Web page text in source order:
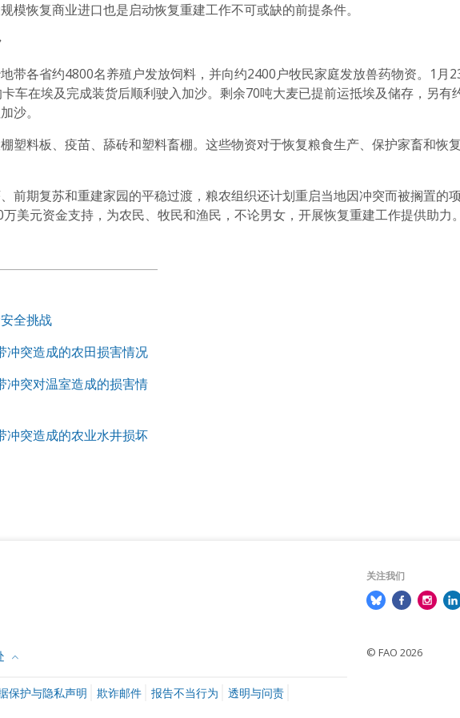
模恢复商业进口也是启动恢复重建工作不可或缺的前提条件。
带各省约4800名养殖户发放饲料，并向约2400户牧民家庭发放兽药物资。1月
车在埃及完成装货后顺利驶入加沙。剩余70吨大麦已提前运抵埃及储存，另有
沙。
塑料板、疫苗、舔砖和塑料畜棚。这些物资对于恢复粮食生产、保护家畜和恢
前期复苏和重建家园的平稳过渡，粮农组织还计划重启当地因冲突而被搁置的项
美元资金支持，为农民、牧民和渔民，不论男女，开展恢复重建工作提供助力。
全挑战
冲突造成的农田损害情况
冲突对温室造成的损害情
冲突造成的农业水井损坏
关注我们
保护与隐私声明 欺诈邮件 报告不当行为
透明与问责
© FAO 2026